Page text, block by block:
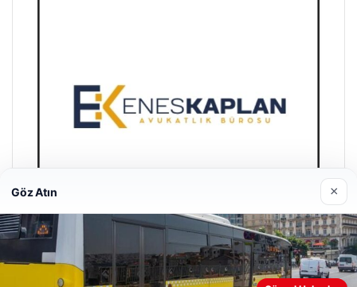
Enes Kaplan Avukatlık Bürosu
Göz Atın ×